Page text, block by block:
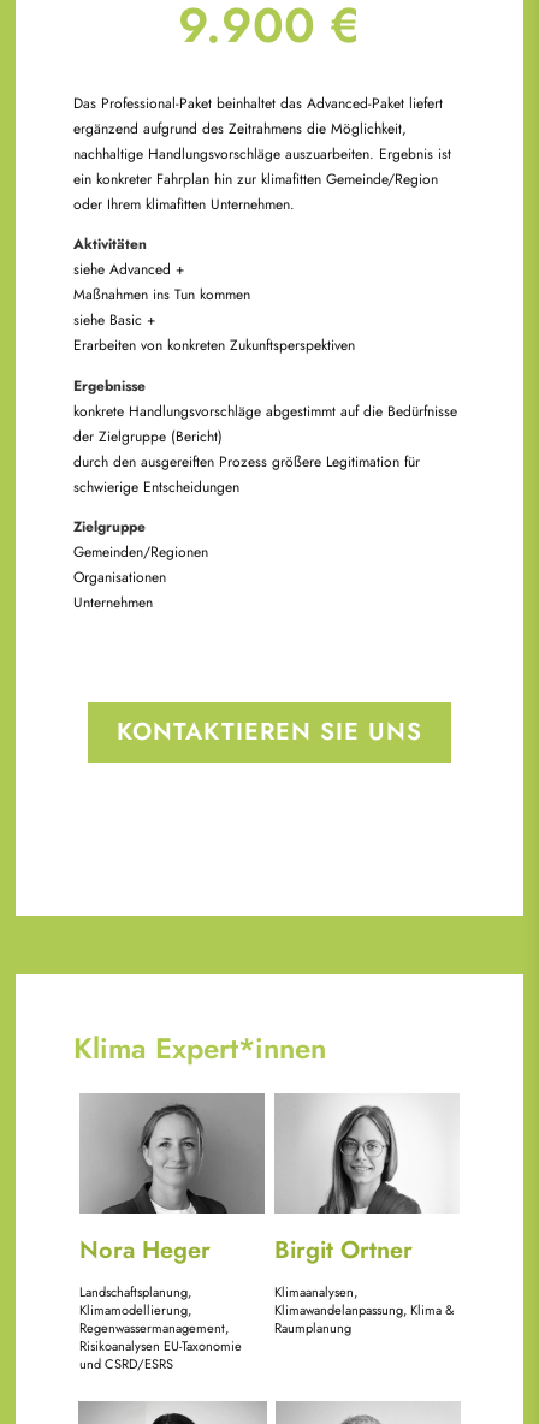
9.900 €
Das Professional-Paket beinhaltet das Advanced-Paket liefert
ergänzend aufgrund des Zeitrahmens die Möglichkeit,
nachhaltige Handlungsvorschläge auszuarbeiten. Ergebnis ist
ein konkreter Fahrplan hin zur klimafitten Gemeinde/Region
oder Ihrem klimafitten Unternehmen.
Aktivitäten
siehe Advanced +
Maßnahmen ins Tun kommen
siehe Basic +
Erarbeiten von konkreten Zukunftsperspektiven
Ergebnisse
konkrete Handlungsvorschläge abgestimmt auf die Bedürfnisse
der Zielgruppe (Bericht)
durch den ausgereiften Prozess größere Legitimation für
schwierige Entscheidungen
Zielgruppe
Gemeinden/Regionen
Organisationen
Unternehmen
KONTAKTIEREN SIE UNS
Klima Expert*innen
Nora Heger
Landschaftsplanung,
Klimamodellierung,
Regenwassermanagement,
Risikoanalysen EU-Taxonomie
und CSRD/ESRS
Birgit Ortner
Klimaanalysen,
Klimawandelanpassung, Klima &
Raumplanung